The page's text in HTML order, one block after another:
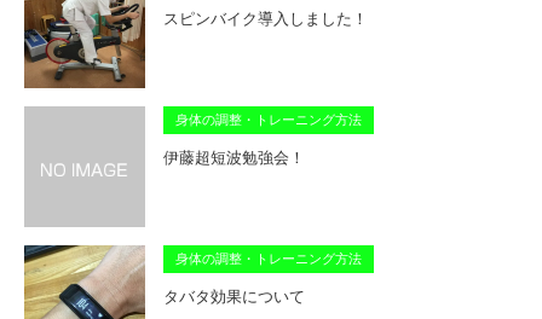
スピンバイク導入しました！
身体の調整・トレーニング方法
伊藤超短波勉強会！
身体の調整・トレーニング方法
タバタ効果について